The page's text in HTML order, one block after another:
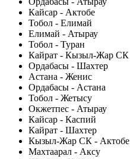
Кайсар - Актобе
Тобол - Елимай
Елимай - Атырау
Тобол - Туран
Кайрат - Кызыл-Жар СК
Ордабасы - Шахтер
Астана - Женис
Ордабасы - Астана
Тобол - Жетысу
Окжетпес - Атырау
Кайсар - Каспий
Кайрат - Шахтер
Кызыл-Жар СК - Актобе
Махтаарал - Аксу